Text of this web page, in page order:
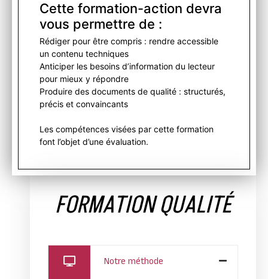
Cette formation-action devra
vous permettre de :
Rédiger pour être compris : rendre accessible
un contenu techniques
Anticiper les besoins d’information du lecteur
pour mieux y répondre
Produire des documents de qualité : structurés,
précis et convaincants
Les compétences visées par cette formation
font l’objet d’une évaluation.
FORMATION QUALITÉ
Notre méthode